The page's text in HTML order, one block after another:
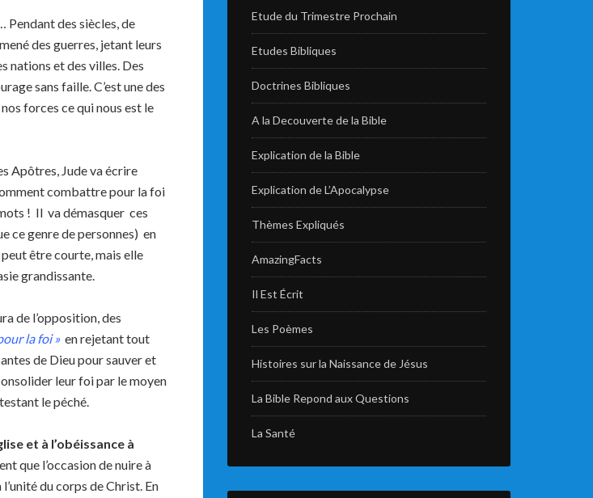
Pendant des siècles, de
des guerres, jetant leurs
nations et des villes. Des
sans faille. C’est une des
forces ce qui nous est le
Apôtres, Jude va écrire
combattre pour la foi
! Il va démasquer ces
ce genre de personnes) en
être courte, mais elle
grandissante.
de l’opposition, des
la foi »en rejetant tout
de Dieu pour sauver et
leur foi par le moyen
le péché.
et à l’obéissance à
que l’occasion de nuire à
du corps de Christ. En
Etude du Trimestre Prochain
Etudes Bibliques
Doctrines Bibliques
A la Decouverte de la Bible
Explication de la Bible
Explication de L’Apocalypse
Thèmes Expliqués
AmazingFacts
Il Est Écrit
Les Poèmes
Histoires sur la Naissance de Jésus
La Bible Repond aux Questions
La Santé